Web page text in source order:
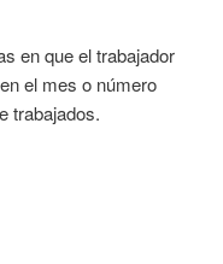
en que el trabajador
el mes o número
trabajados.